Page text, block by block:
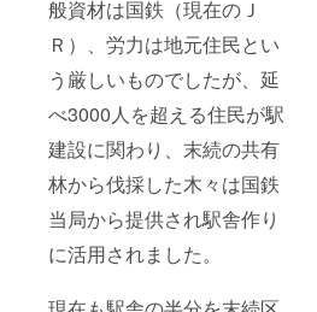
般資材は国鉄（現在のＪ
Ｒ）、労力は地元住民とい
う厳しいものでしたが、延
べ3000人を超える住民が駅
建設に関わり、末続の共有
林から伐採した木々は国鉄
当局から提供され駅舎作り
に活用されました。